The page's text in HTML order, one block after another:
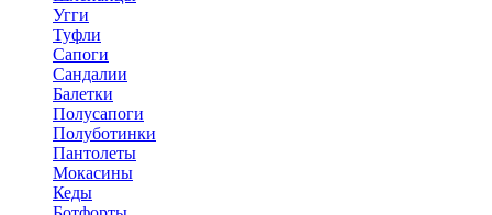
Угги
Туфли
Сапоги
Сандалии
Балетки
Полусапоги
Полуботинки
Пантолеты
Мокасины
Кеды